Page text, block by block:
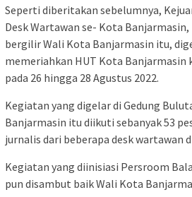
Seperti diberitakan sebelumnya,
Desk Wartawan se- Kota
bergilir Wali Kota Banjarmasin itu,
memeriahkan HUT Kota Banjarmasin
pada 26 hingga 28 Agustus 2022.
Kegiatan yang digelar di Gedung
Banjarmasin itu diikuti sebanyak 53
jurnalis dari beberapa desk wartawan
Kegiatan yang diinisiasi Persroom
pun disambut baik Wali Kota